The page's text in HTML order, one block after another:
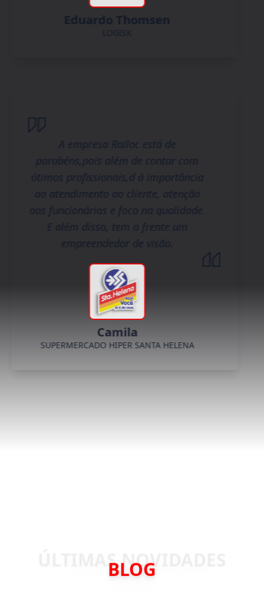
Eduardo Thomsen
LOGISK
A empresa Railoc está de
parabéns,pois além de contar com
ótimos profissionais,d á importância
ao atendimento ao cliente, atenção
aos funcionários e foco na qualidade.
E além disso, tem a frente um
empreendedor de visão.
Camila
SUPERMERCADO HIPER SANTA HELENA
BLOG